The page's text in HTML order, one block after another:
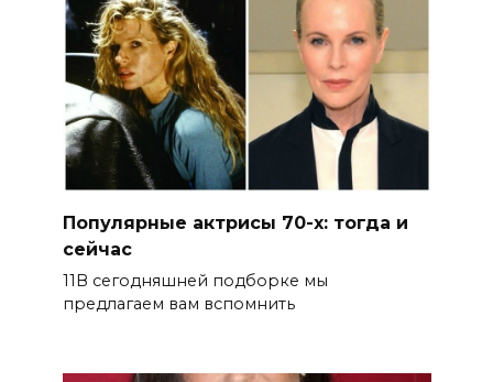
Популярные актрисы 70-х: тогда и
сейчас
11В сегодняшней подборке мы
предлагаем вам вспомнить